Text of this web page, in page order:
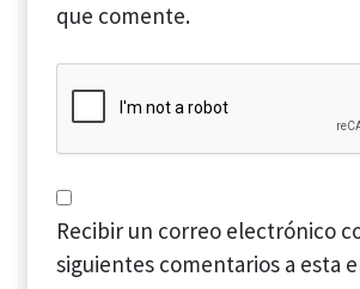
que comente.
Recibir un correo electrónico
siguientes comentarios a esta